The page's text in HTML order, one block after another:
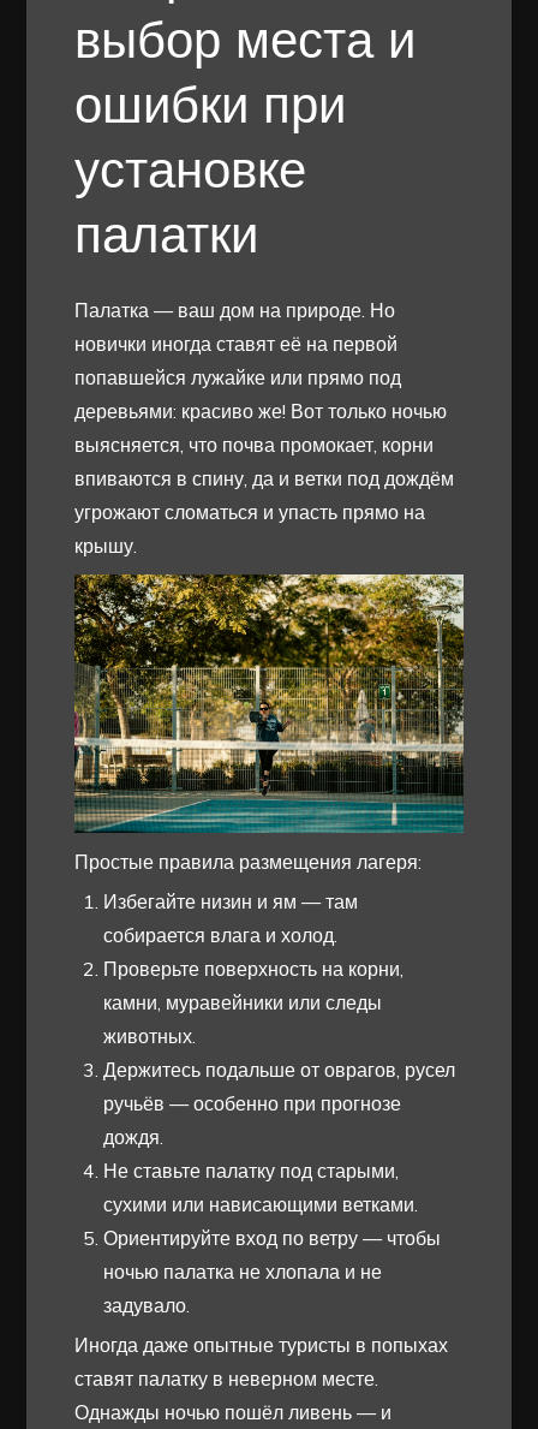
выбор места и
ошибки при
установке
палатки
Палатка — ваш дом на природе. Но
новички иногда ставят её на первой
попавшейся лужайке или прямо под
деревьями: красиво же! Вот только ночью
выясняется, что почва промокает, корни
впиваются в спину, да и ветки под дождём
угрожают сломаться и упасть прямо на
крышу.
Простые правила размещения лагеря:
Избегайте низин и ям — там
собирается влага и холод.
Проверьте поверхность на корни,
камни, муравейники или следы
животных.
Держитесь подальше от оврагов, русел
ручьёв — особенно при прогнозе
дождя.
Не ставьте палатку под старыми,
сухими или нависающими ветками.
Ориентируйте вход по ветру — чтобы
ночью палатка не хлопала и не
задувало.
Иногда даже опытные туристы в попыхах
ставят палатку в неверном месте.
Однажды ночью пошёл ливень — и